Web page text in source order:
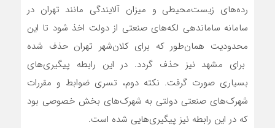
رده‌های زیست‌محیطی و میزان آلایندگی مانند تهران در
سامانه ساماندهی لکه‌های صنعتی از دولت اخذ شود تا این
محدودیت همان‌طور که برای کلان‌شهر تهران حذف شده
برای مشهد نیز حذف گردد. در این رابطه پیگیری‌های
بسیاری صورت گرفت. نکته دوم، تسری ضوابط و مقررات
شهرک‌های صنعتی دولتی به شهرک‌های بخش خصوصی بود
که در این رابطه نیز پیگیری‌هایی شده است.